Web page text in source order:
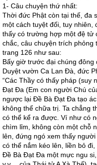
1- Câu chuyện thứ nhất:
Thời đức Phật còn tại thế, đa
một cách tuyệt đối, tuy nhiên,
thấy có trường hợp một đệ tử
chắc, câu chuyện trích phỏng
trang 126 như sau:
Bấy giờ trước đại chúng
Duyệt vườn Ca Lan Đà, đức
“Các Thầy có thấy pháp (suy
Đạt Đa (Em con người Chú
ngược lại Đề Bà Đạt Đa tạo
không thể chữa trị. Ta chẳng
có thể kể ra được. Ví như có
chìm lỉm, không còn một chỗ
lên, đứng ngó xem thấy
có thể nắm kéo lên, liền bỏ
Đề Bà Đạt Đa một mực ngu